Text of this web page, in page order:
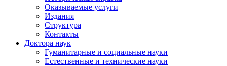
Оказываемые услуги
Издания
Структура
Контакты
Доктора наук
Гуманитарные и социальные науки
Естественные и технические науки